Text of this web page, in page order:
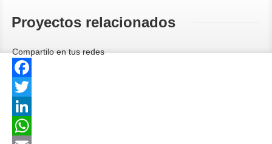
Proyectos relacionados
Compartilo en tus redes
Facebook
Twitter
LinkedIn